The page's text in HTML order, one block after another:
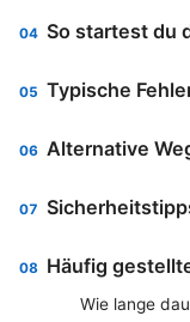
So startest du
Typische
Alternative
Häufig
Wie lange